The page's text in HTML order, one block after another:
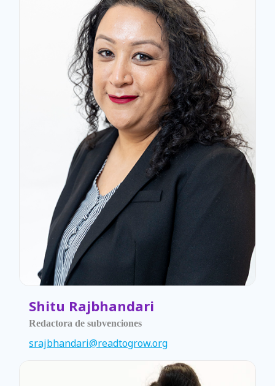
Shitu Rajbhandari
Redactora de subvenciones
srajbhandari@readtogrow.org